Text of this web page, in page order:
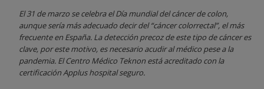
El 31 de marzo se celebra el Día mundial del cáncer de colon,
aunque sería más adecuado decir del “cáncer colorrectal”, el más
frecuente en España. La detección precoz de este tipo de cáncer es
clave, por este motivo, es necesario acudir al médico pese a la
pandemia. El Centro Médico Teknon está acreditado con la
certificación Applus hospital seguro.